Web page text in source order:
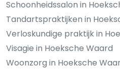
Schoonheidssalon in
Tandartspraktijken in
Verloskundige praktijk in
Visagie in Hoeksche Waard
Woonzorg in Hoeksche